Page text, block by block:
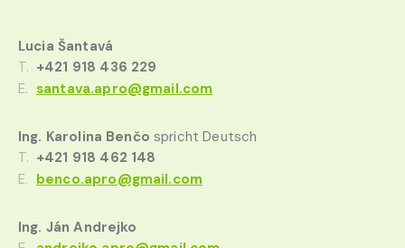
Lucia Šantavá
T. +421 918 436 229
E. santava.apro@gmail.com
Ing. Karolina Benčo spricht Deutsch
T. +421 918 462 148
E. benco.apro@gmail.com
Ing. Ján Andrejko